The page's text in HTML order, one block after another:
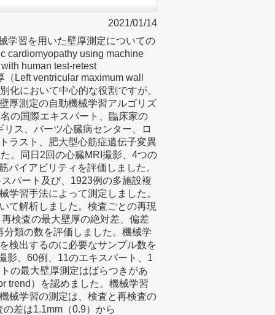
2021/01/14
学習を用いた壁厚測定についての
cardiomyopathy using machine
human test-retest
Left ventricular maximum wall
化において中心的な役割ですが、
厚測定の自動機械学習アルゴリズ
の国際エキスパート、臨床家の
ス、バーツ心臓病センター、ロ
ラスト、肥大型心筋症遺伝子変異
。同日2回の心臓MRI撮影、4つの
バイアビリティを評価しました。
パート及び、1923例の多施設複
学習手法によって測定しました。
て解析しました。検査ごとの再現
検査の最大壁厚の絶対差、偏差
類の数を評価しました。機械学
検出するのに必要なサンプル数を
影、60例、11のエキスパート、1
の最大壁厚測定はばらつきがあ
trend）を認めました。機械学習
械学習の測定は、検査と再検査の
差は1.1mm（0.9）から